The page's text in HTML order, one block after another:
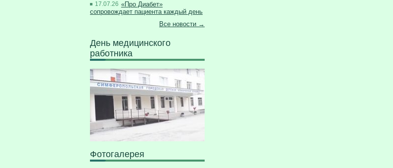
17.07.26 «Про Диабет»
сопровождает пациента каждый день
Все новости →
День медицинского
работника
Фотогалерея